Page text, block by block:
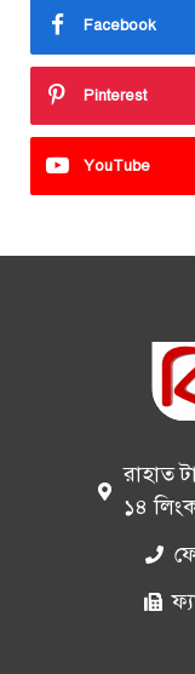
Facebook
Pinterest
YouTube
রাহাত
১৪